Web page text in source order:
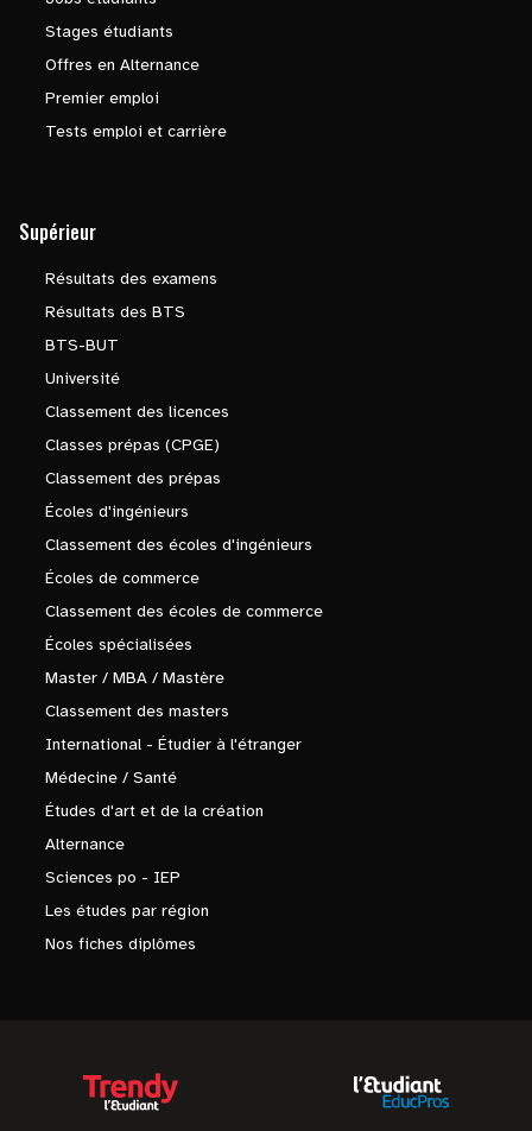
Stages étudiants
Offres en Alternance
Premier emploi
Tests emploi et carrière
Supérieur
Résultats des examens
Résultats des BTS
BTS-BUT
Université
Classement des licences
Classes prépas (CPGE)
Classement des prépas
Écoles d'ingénieurs
Classement des écoles d'ingénieurs
Écoles de commerce
Classement des écoles de commerce
Écoles spécialisées
Master / MBA / Mastère
Classement des masters
International - Étudier à l'étranger
Médecine / Santé
Études d'art et de la création
Alternance
Sciences po - IEP
Les études par région
Nos fiches diplômes